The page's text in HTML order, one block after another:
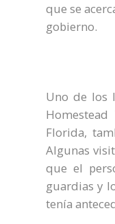
que se
gobierno.
Uno de los
Florida,
Algunas
que el
guardias y
tenía